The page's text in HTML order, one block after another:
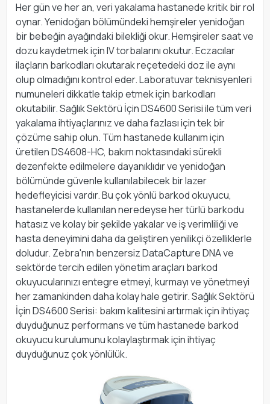
Her gün ve her an, veri yakalama hastanede kritik bir rol
oynar. Yenidoğan bölümündeki hemşireler yenidoğan
bir bebeğin ayağındaki bilekliği okur. Hemşireler saat ve
dozu kaydetmek için IV torbalarını okutur. Eczacılar
ilaçların barkodları okutarak reçetedeki doz ile aynı
olup olmadığını kontrol eder. Laboratuvar teknisyenleri
numuneleri dikkatle takip etmek için barkodları
okutabilir. Sağlık Sektörü İçin DS4600 Serisi ile tüm veri
yakalama ihtiyaçlarınız ve daha fazlası için tek bir
çözüme sahip olun. Tüm hastanede kullanım için
üretilen DS4608-HC, bakım noktasındaki sürekli
dezenfekte edilmelere dayanıklıdır ve yenidoğan
bölümünde güvenle kullanılabilecek bir lazer
hedefleyicisi vardır. Bu çok yönlü barkod okuyucu,
hastanelerde kullanılan neredeyse her türlü barkodu
hatasız ve kolay bir şekilde yakalar ve iş verimliliği ve
hasta deneyimini daha da geliştiren yenilikçi özelliklerle
doludur. Zebra'nın benzersiz DataCapture DNA ve
sektörde tercih edilen yönetim araçları barkod
okuyucularınızı entegre etmeyi, kurmayı ve yönetmeyi
her zamankinden daha kolay hale getirir. Sağlık Sektörü
İçin DS4600 Serisi: bakım kalitesini artırmak için ihtiyaç
duyduğunuz performans ve tüm hastanede barkod
okuyucu kurulumunu kolaylaştırmak için ihtiyaç
duyduğunuz çok yönlülük.